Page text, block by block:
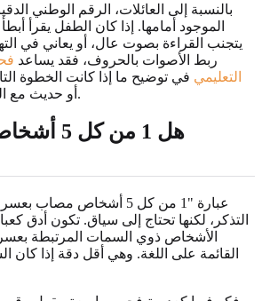
بالنسبة إلى العائلات، الرقم الوطني
الموجود أمامها. إذا كان الطفل يقرأ
يتجنب القراءة بصوت عال، أو يعاني في
ربط الأصوات بالحروف، فقد يساعد
التعليمي في توضيح ما إذا كانت الخطوة
أو حديث مع المدرسة، أو تقييم مهني.
هل 1 من
عبارة "1 من كل 5 أشخاص
التذكر، لكنها تحتاج إلى سياق. تكون أدق
الأشخاص ذوي السمات المرتبطة بعسر
القائمة على اللغة. وهي أقل دقة إذا كان